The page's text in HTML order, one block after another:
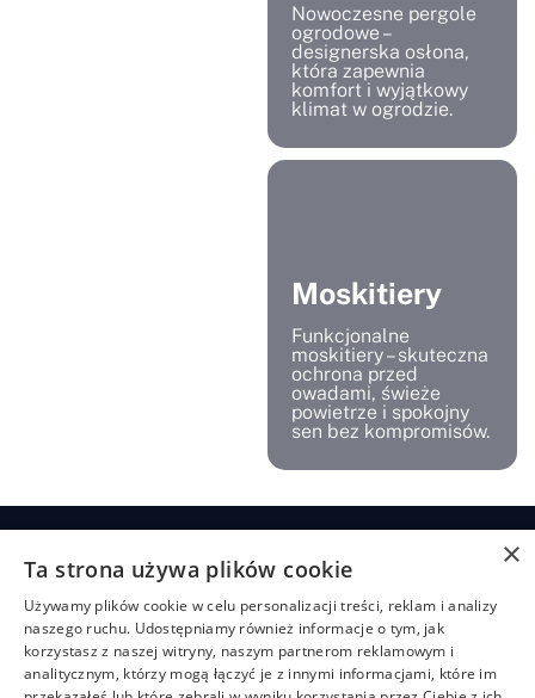
Nowoczesne pergole
ogrodowe –
designerska osłona,
która zapewnia
komfort i wyjątkowy
klimat w ogrodzie.
Moskitiery
Funkcjonalne
moskitiery – skuteczna
ochrona przed
owadami, świeże
powietrze i spokojny
sen bez kompromisów.
+48
507
704
919
Żaluzje
Żaluzje
bambusowe
Żaluzje
drewniane
Rolety
Rolety
dzień/noc
Rolety
materiałowe
Pozostałe
Shuttersy
Markizy
Moskitiery
Pergole
Strona
główna
O
nas
linki
Polityka
prywatności
Regulamin
×
Ta strona używa plików cookie
Używamy plików cookie w celu personalizacji treści, reklam i analizy
naszego ruchu. Udostępniamy również informacje o tym, jak
korzystasz z naszej witryny, naszym partnerom reklamowym i
analitycznym, którzy mogą łączyć je z innymi informacjami, które im